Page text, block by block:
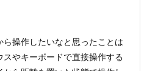
操作したいなと思ったことは
やキーボードで直接操作する